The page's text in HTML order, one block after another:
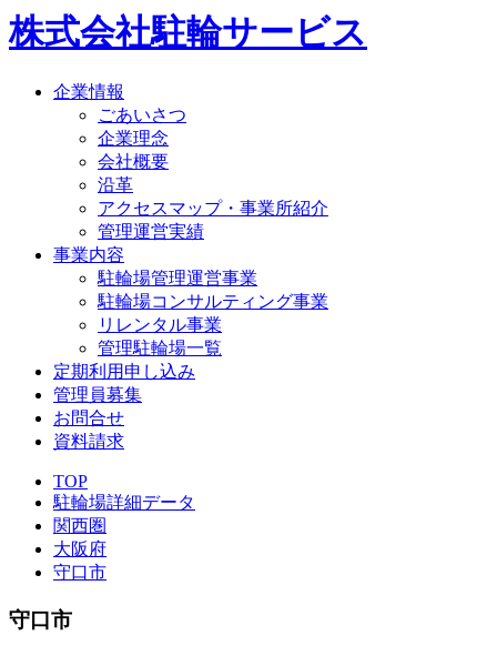
株式会社駐輪サービス
企業情報
ごあいさつ
企業理念
会社概要
沿革
アクセスマップ・事業所紹介
管理運営実績
事業内容
駐輪場管理運営事業
駐輪場コンサルティング事業
リレンタル事業
管理駐輪場一覧
定期利用申し込み
管理員募集
お問合せ
資料請求
TOP
駐輪場詳細データ
関西圏
大阪府
守口市
守口市